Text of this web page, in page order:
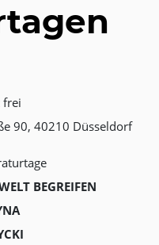
frei
90, 40210 Düsseldorf
BEGREIFEN